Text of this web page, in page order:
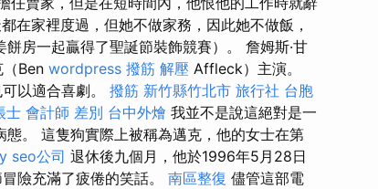
在家裡度過，但她不做家務，因此她不做飯，
房一起贏得了聖誕節裝飾競賽）。 詹姆斯·甘
Ben wordpress 撥筋 解壓 Affleck）主演。
以適合喜劇。 撥筋 新竹縣竹北市 旅行社 台胞
士 會計師 差別 台中外燴 我並不是說這絕對是一
。 這隻狗實際上被稱為邁克，他的女士在第
seo公司 退休後九個月，他於1996年5月28日
險充滿了疲倦的笑話。 南區整復 儘管這部電